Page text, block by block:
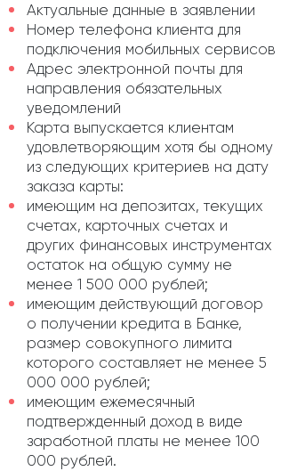
Актуальные данные в заявлении
Номер телефона клиента для
подключения мобильных сервисов
Адрес электронной почты для
направления обязательных
уведомлений
Карта выпускается клиентам
удовлетворяющим хотя бы одному
из следующих критериев на дату
заказа карты:
имеющим на депозитах, текущих
счетах, карточных счетах и
других финансовых инструментах
остаток на общую сумму не
менее 1 500 000 рублей;
имеющим действующий договор
о получении кредита в Банке,
размер совокупного лимита
которого составляет не менее 5
000 000 рублей;
имеющим ежемесячный
подтвержденный доход в виде
заработной платы не менее 100
000 рублей.